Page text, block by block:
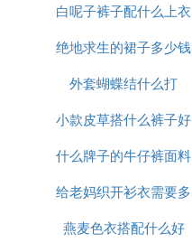
好看
白呢子裤子配什么上衣
好看
绝地求生的裙子多少钱
外套蝴蝶结什么打
小款皮草搭什么裤子好
看图片欣赏
什么牌子的牛仔裤面料
好
给老妈织开衫衣需要多
少线
燕麦色衣搭配什么好